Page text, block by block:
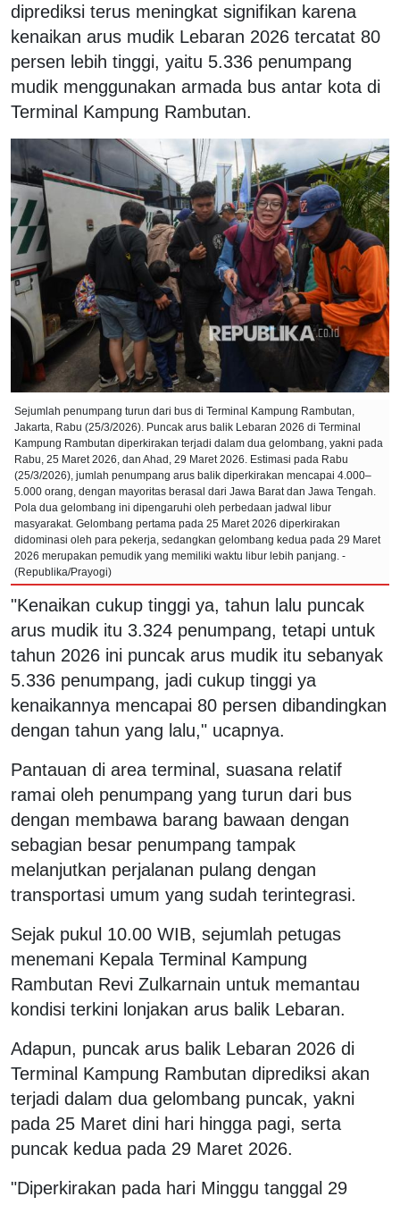
diprediksi terus meningkat signifikan karena
kenaikan arus mudik Lebaran 2026 tercatat 80
persen lebih tinggi, yaitu 5.336 penumpang
mudik menggunakan armada bus antar kota di
Terminal Kampung Rambutan.
Sejumlah penumpang turun dari bus di Terminal Kampung Rambutan,
Jakarta, Rabu (25/3/2026). Puncak arus balik Lebaran 2026 di Terminal
Kampung Rambutan diperkirakan terjadi dalam dua gelombang, yakni pada
Rabu, 25 Maret 2026, dan Ahad, 29 Maret 2026. Estimasi pada Rabu
(25/3/2026), jumlah penumpang arus balik diperkirakan mencapai 4.000–
5.000 orang, dengan mayoritas berasal dari Jawa Barat dan Jawa Tengah.
Pola dua gelombang ini dipengaruhi oleh perbedaan jadwal libur
masyarakat. Gelombang pertama pada 25 Maret 2026 diperkirakan
didominasi oleh para pekerja, sedangkan gelombang kedua pada 29 Maret
2026 merupakan pemudik yang memiliki waktu libur lebih panjang. -
(Republika/Prayogi)
"Kenaikan cukup tinggi ya, tahun lalu puncak
arus mudik itu 3.324 penumpang, tetapi untuk
tahun 2026 ini puncak arus mudik itu sebanyak
5.336 penumpang, jadi cukup tinggi ya
kenaikannya mencapai 80 persen dibandingkan
dengan tahun yang lalu," ucapnya.
Pantauan di area terminal, suasana relatif
ramai oleh penumpang yang turun dari bus
dengan membawa barang bawaan dengan
sebagian besar penumpang tampak
melanjutkan perjalanan pulang dengan
transportasi umum yang sudah terintegrasi.
Sejak pukul 10.00 WIB, sejumlah petugas
menemani Kepala Terminal Kampung
Rambutan Revi Zulkarnain untuk memantau
kondisi terkini lonjakan arus balik Lebaran.
Adapun, puncak arus balik Lebaran 2026 di
Terminal Kampung Rambutan diprediksi akan
terjadi dalam dua gelombang puncak, yakni
pada 25 Maret dini hari hingga pagi, serta
puncak kedua pada 29 Maret 2026.
"Diperkirakan pada hari Minggu tanggal 29